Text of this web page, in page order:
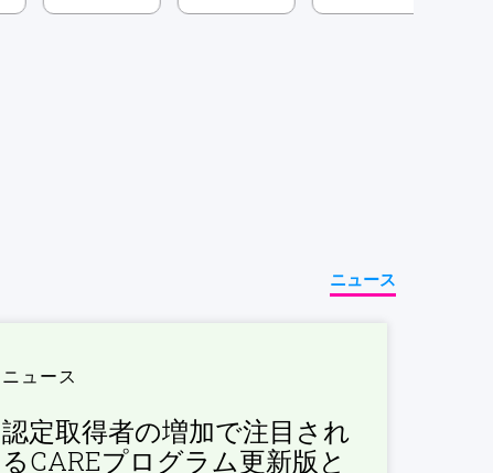
ニュース
ニュース
認定取得者の増加で注目され
るCAREプログラム更新版と